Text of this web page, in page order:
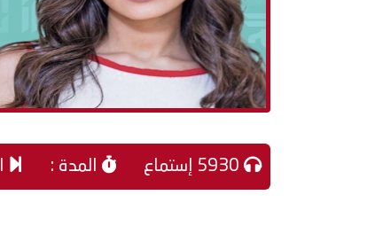
المدة :